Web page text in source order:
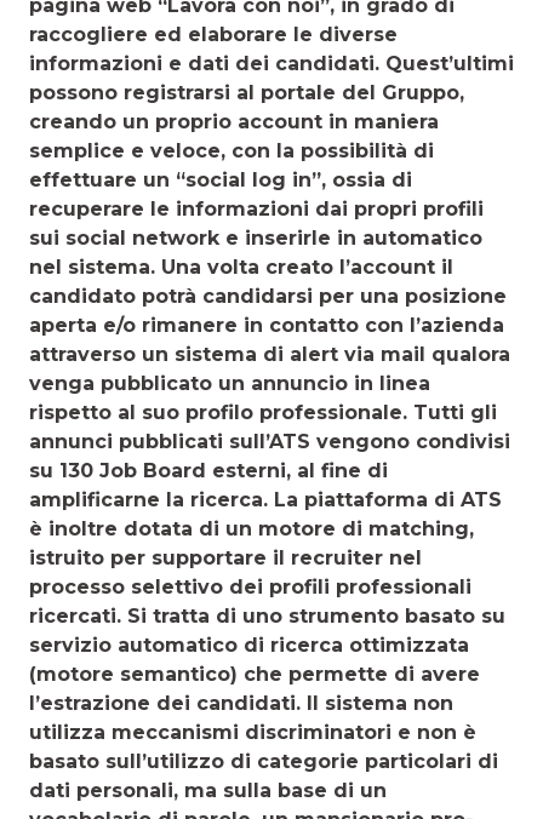
pagina web “Lavora con noi”, in grado di
raccogliere ed elaborare le diverse
informazioni e dati dei candidati. Quest’ultimi
possono registrarsi al portale del Gruppo,
creando un proprio account in maniera
semplice e veloce, con la possibilità di
effettuare un “social log in”, ossia di
recuperare le informazioni dai propri profili
sui so­cial network e inserirle in automatico
nel sistema. Una volta creato l’account il
candidato potrà candidarsi per una posi­zione
aperta e/o rimanere in contatto con l’azienda
attraver­so un sistema di alert via mail qualora
venga pubblicato un annuncio in linea
rispetto al suo profilo professionale. Tutti gli
annunci pubblicati sull’ATS vengono condivisi
su 130 Job Board esterni, al fine di
amplificarne la ricerca. La piattafor­ma di ATS
è inoltre dotata di un motore di matching,
istruito per supportare il recruiter nel
processo selettivo dei profili professionali
ricercati. Si tratta di uno strumento basato su
servizio automatico di ricerca ottimizzata
(motore semanti­co) che permette di avere
l’estrazione dei candidati. Il siste­ma non
utilizza meccanismi discriminatori e non è
basato sull’utilizzo di categorie particolari di
dati personali, ma sulla base di un